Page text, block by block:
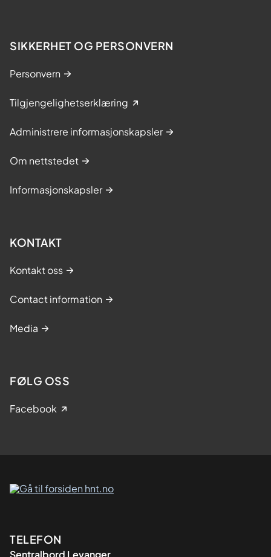
SIKKERHET OG PERSONVERN
Personvern
Tilgjengelighetserklæring
Administrere informasjonskapsler
Om nettstedet
Informasjonskapsler
KONTAKT
Kontakt oss
Contact information
Media
FØLG OSS
Facebook
Kontaktinformasjon
TELEFON
Sentralbord Levanger